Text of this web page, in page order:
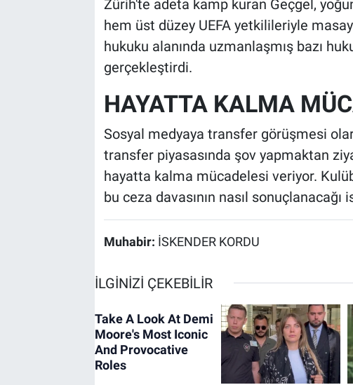
Zürih'te adeta kamp kuran Geçgel,
hem üst düzey UEFA yetkilileriyle
hukuku alanında uzmanlaşmış bazı
gerçekleştirdi.
HAYATTA KALMA
Sosyal medyaya transfer görüşmesi
transfer piyasasında şov yapmaktan
hayatta kalma mücadelesi veriyor.
bu ceza davasının nasıl sonuçlanacağı
Muhabir: İSKENDER KORDU